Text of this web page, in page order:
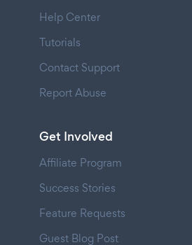
Help Center
Tutorials
Contact Support
Report Abuse
Get Involved
Affiliate Program
Success Stories
Feature Requests
Guest Blog Post